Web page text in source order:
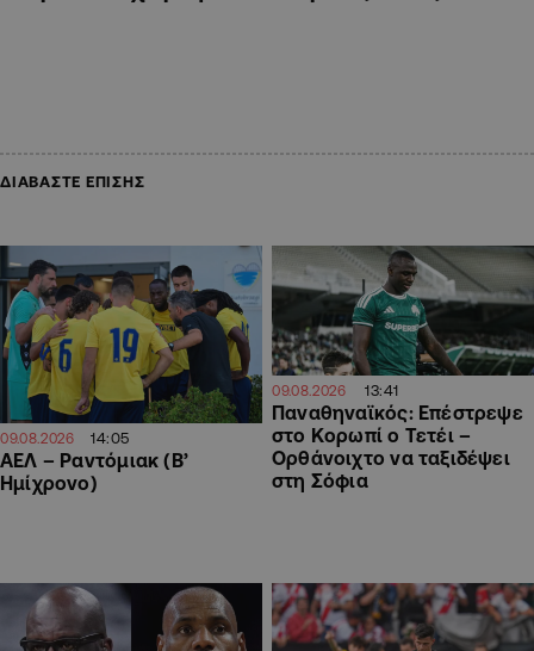
ΔΙΑΒΑΣΤΕ ΕΠΙΣΗΣ
09.08.2026 14:05
ΑΕΛ – Ραντόμιακ (Β’
Ημίχρονο)
09.08.2026 13:41
Παναθηναϊκός: Επέστρεψε
στο Κορωπί ο Τετέι –
Ορθάνοιχτο να ταξιδέψει
στη Σόφια